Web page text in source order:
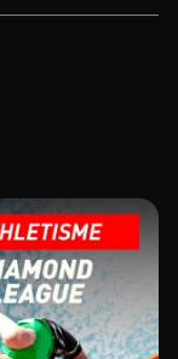
distance.
Pia